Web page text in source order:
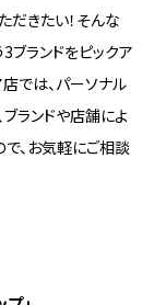
だきたい！そんな
ブランドをピックア
では、パーソナル
ランドや店舗によ
、お気軽にご相談